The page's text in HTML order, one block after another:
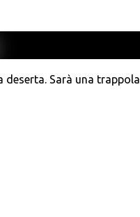
Sarà una trappola